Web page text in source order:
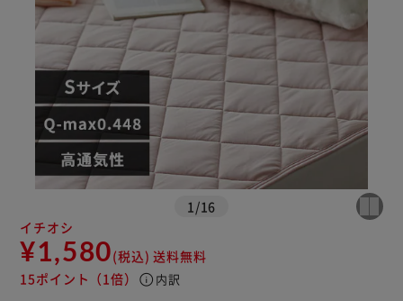
1 /16
イチオシ
¥1,580(税込) 送料無料
15ポイント （1倍） info 内訳
※ご確認ください